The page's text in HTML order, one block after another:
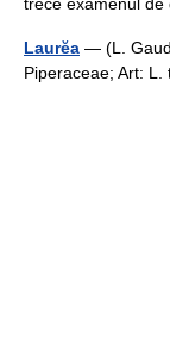
Laurĕa — (L.
Piperaceae; Art: